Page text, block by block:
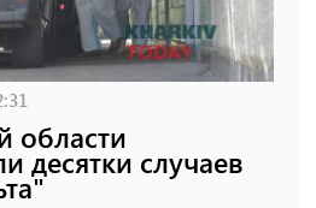
области
десятки случаев